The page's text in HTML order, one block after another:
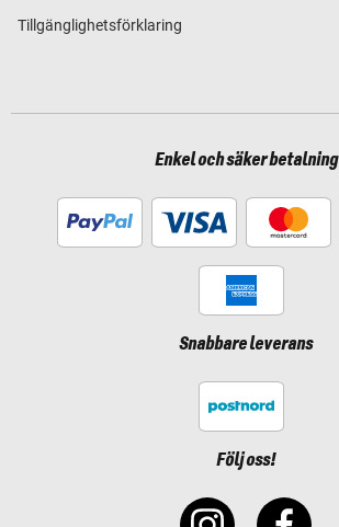
Tillgänglighetsförklaring
Enkel och säker betalning
Snabbare leverans
Följ oss!